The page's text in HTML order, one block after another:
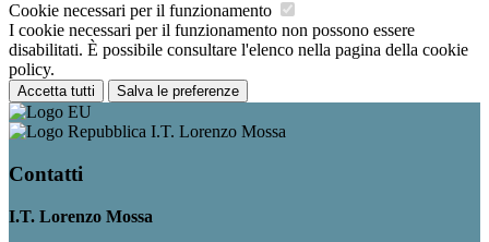
Cookie necessari per il funzionamento
I cookie necessari per il funzionamento non possono essere
disabilitati. È possibile consultare l'elenco nella pagina della cookie
policy.
Accetta tutti Salva le preferenze
I.T. Lorenzo Mossa
Contatti
I.T. Lorenzo Mossa